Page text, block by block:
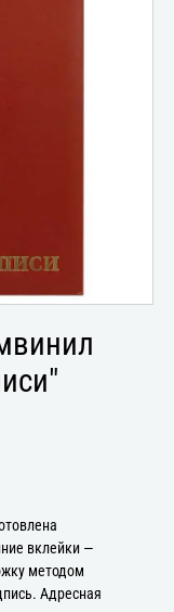
вклейки —
методом
Адресная